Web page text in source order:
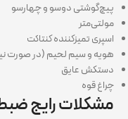
پیچ‌گوشتی دوسو و چهارسو
مولتی‌متر
اسپری تمیزکننده کنتاکت
هویه و سیم لحیم (در صورت
دستکش عایق
چراغ قوه
مشکلات رایج